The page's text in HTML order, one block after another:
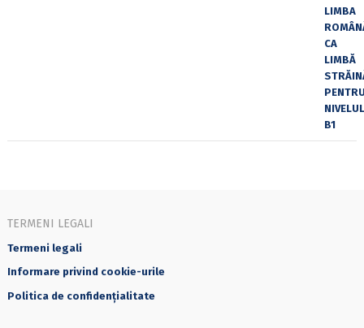
TERMENI LEGALI
Termeni legali
Informare privind cookie-urile
Politica de confidențialitate